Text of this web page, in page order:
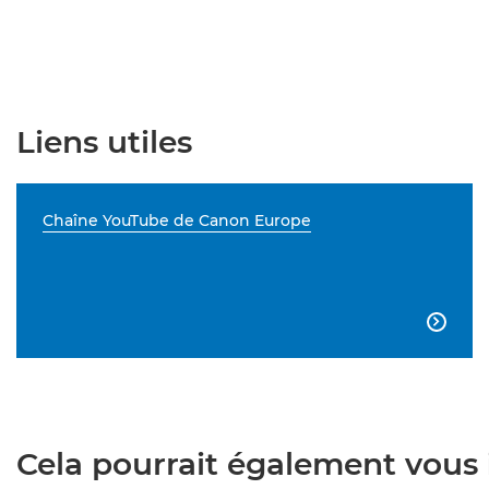
Liens utiles
Chaîne YouTube de Canon Europe

Cela pourrait également vous